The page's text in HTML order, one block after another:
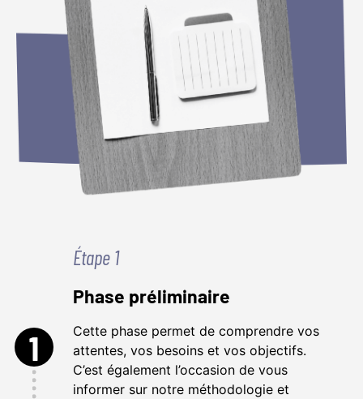
1
Étape 1
Phase préliminaire
Cette phase permet de comprendre vos
attentes, vos besoins et vos objectifs.
C’est également l’occasion de vous
informer sur notre méthodologie et